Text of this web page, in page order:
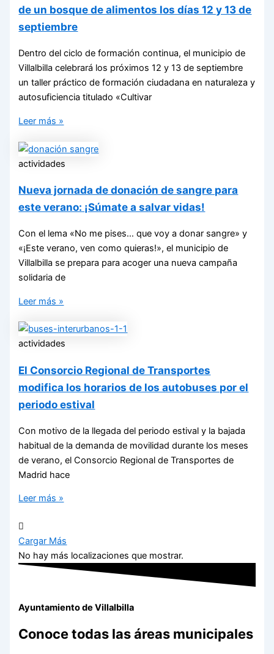
de un bosque de alimentos los días 12 y 13 de
septiembre
Dentro del ciclo de formación continua, el municipio de
Villalbilla celebrará los próximos 12 y 13 de septiembre
un taller práctico de formación ciudadana en naturaleza y
autosuficiencia titulado «Cultivar
Leer más »
actividades
Nueva jornada de donación de sangre para
este verano: ¡Súmate a salvar vidas!
Con el lema «No me pises… que voy a donar sangre» y
«¡Este verano, ven como quieras!», el municipio de
Villalbilla se prepara para acoger una nueva campaña
solidaria de
Leer más »
actividades
El Consorcio Regional de Transportes
modifica los horarios de los autobuses por el
periodo estival
Con motivo de la llegada del periodo estival y la bajada
habitual de la demanda de movilidad durante los meses
de verano, el Consorcio Regional de Transportes de
Madrid hace
Leer más »
Cargar Más
No hay más localizaciones que mostrar.
Ayuntamiento de Villalbilla
Conoce todas las áreas municipales